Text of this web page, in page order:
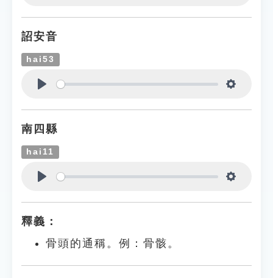
詔安音
hai53
南四縣
hai11
釋義：
骨頭的通稱。例：骨骸。